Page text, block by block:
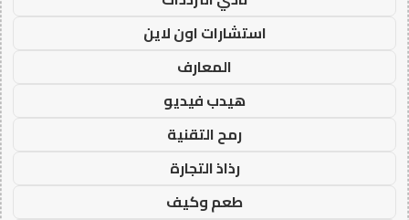
استشارات اون لاين
المعارف
هيدب فيديو
رمح التقنية
رذاذ التجارة
طعم وكيف